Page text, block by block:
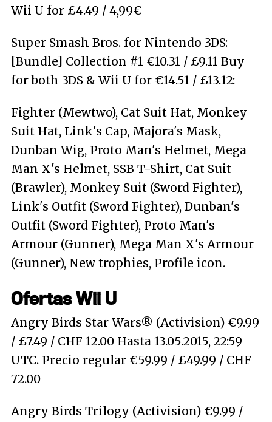
Wii U for £4.49 / 4,99€
Super Smash Bros. for Nintendo 3DS:
[Bundle] Collection #1 €10.31 / £9.11 Buy
for both 3DS & Wii U for €14.51 / £13.12:
Fighter (Mewtwo), Cat Suit Hat, Monkey
Suit Hat, Link's Cap, Majora's Mask,
Dunban Wig, Proto Man's Helmet, Mega
Man X's Helmet, SSB T-Shirt, Cat Suit
(Brawler), Monkey Suit (Sword Fighter),
Link's Outfit (Sword Fighter), Dunban's
Outfit (Sword Fighter), Proto Man's
Armour (Gunner), Mega Man X's Armour
(Gunner), New trophies, Profile icon.
Ofertas Wii U
Angry Birds Star Wars® (Activision) €9.99
/ £7.49 / CHF 12.00 Hasta 13.05.2015, 22:59
UTC. Precio regular €59.99 / £49.99 / CHF
72.00
Angry Birds Trilogy (Activision) €9.99 /